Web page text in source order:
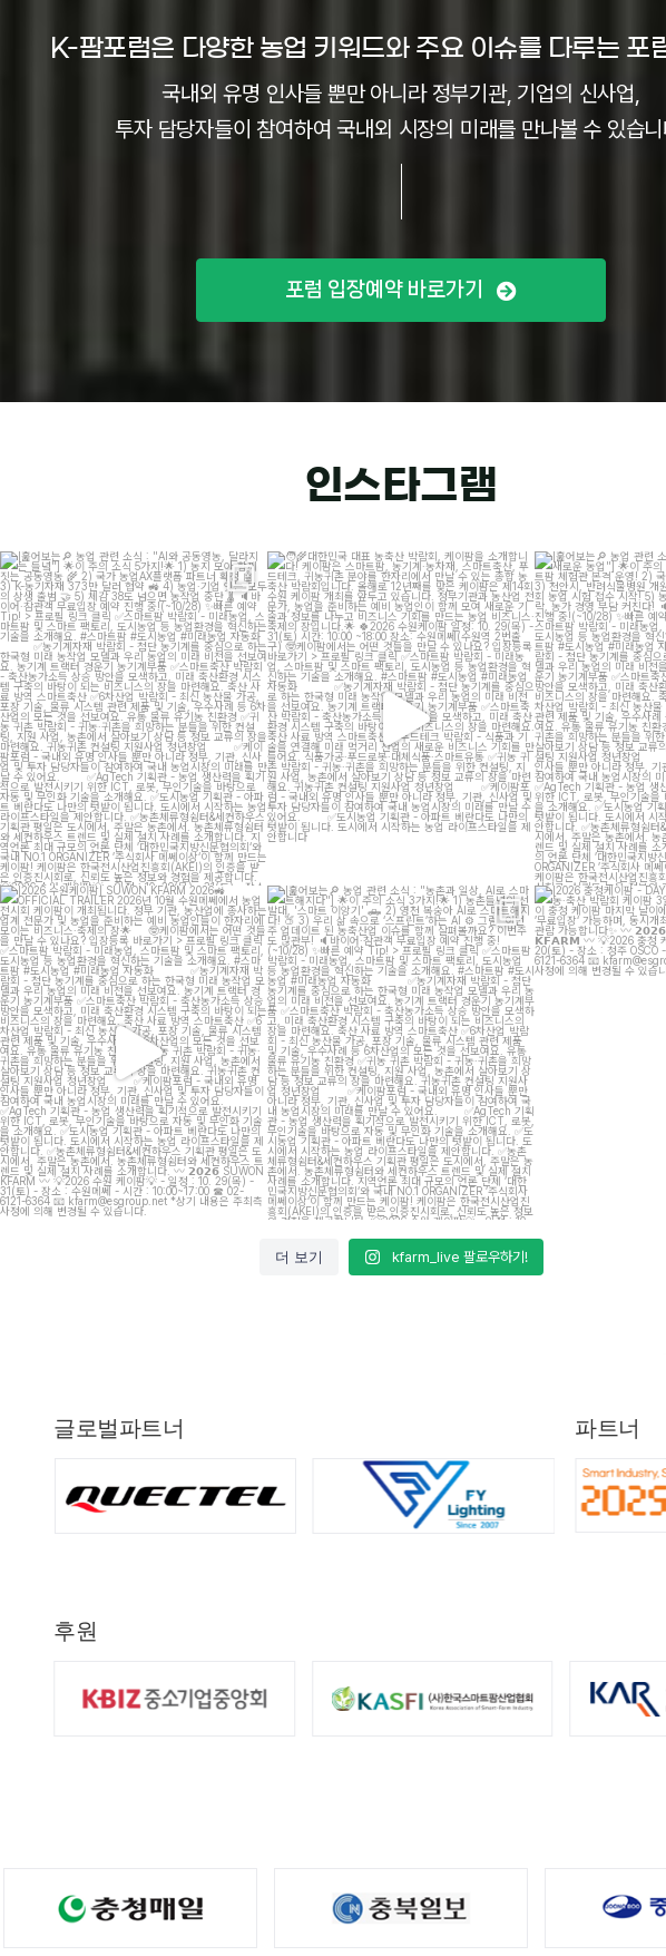
K-팜포럼은 다양한 농업 키워드와 주요 이슈를 다루는 포
국내외 유명 인사들 뿐만 아니라 정부기관, 기업의 신사업,
투자 담당자들이 참여하여 국내외 시장의 미래를 만나볼 수 있습
포럼 입장예약 바로가기
인스타그램
[훑어보는
농업 관련 소식 : "AI와 공동영농, 달라지
는 들녘"]
이...
12 2
대한민국 대표 농축산 박람회, 케이팜을 소개합니
다!
케이팜은...
23 10
[훑어보는
농업 관련
새로
[2026 수원케이팜] SUWON KFARM 2026
OFFICIAL TRAILER...
12 7
[훑어보는
농업 관련 소식 : "농촌과 일상, AI로 스마
트해지다"]
...
13 5
[2026 충청케이팜
20일 터요
7
더 보기 kfarm_live 팔로우하기!
글로벌파트너 파트너
후원